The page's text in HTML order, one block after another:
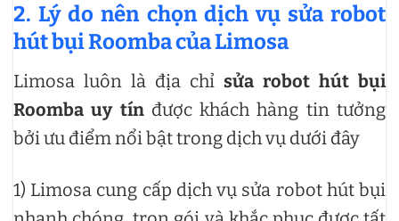
2. Lý do nên chọn dịch vụ sửa robot
hút bụi Roomba của Limosa
Limosa luôn là địa chỉ sửa robot hút bụi
Roomba uy tínđược khách hàng tin tưởng
bởi ưu điểm nổi bật trong dịch vụ dưới đây
1) Limosa cung cấp dịch vụ sửa robot hút bụi